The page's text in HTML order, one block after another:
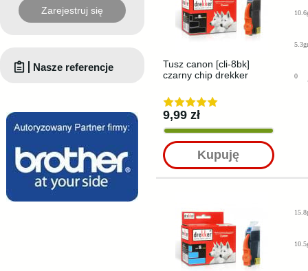
Tusz canon [cli-8bk]
czarny chip drekker
9,99 zł
Kupuję
5.3gr
0
Zarejestruj się
Nasze referencje